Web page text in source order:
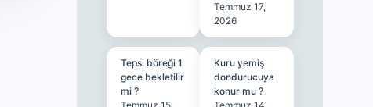
Temmuz 17,
2026
Tepsi böreği 1
gece bekletilir
mi ?
Kuru yemiş
dondurucuya
konur mu ?